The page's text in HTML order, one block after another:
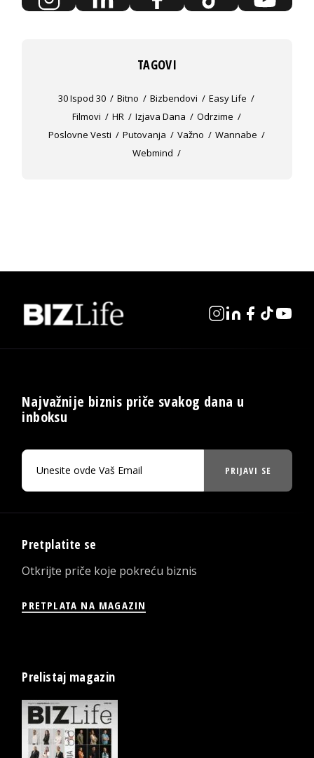
TAGOVI
30 Ispod 30 Bitno Bizbendovi
Easy Life
Filmovi
HR Izjava Dana
Odrzime
Poslovne Vesti
Putovanja Važno
Wannabe
Webmind
Najvažnije biznis priče svakog dana u
inboksu
PRIJAVI SE
Pretplatite se
Otkrijte priče koje pokreću biznis
PRETPLATA NA MAGAZIN
Prelistaj magazin